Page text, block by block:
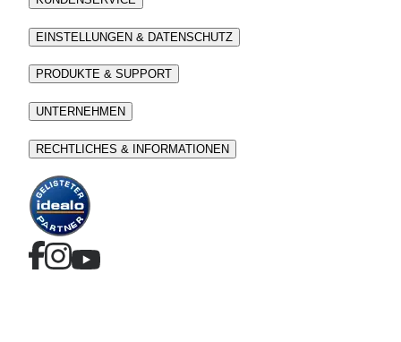
EINSTELLUNGEN & DATENSCHUTZ
PRODUKTE & SUPPORT
UNTERNEHMEN
RECHTLICHES & INFORMATIONEN